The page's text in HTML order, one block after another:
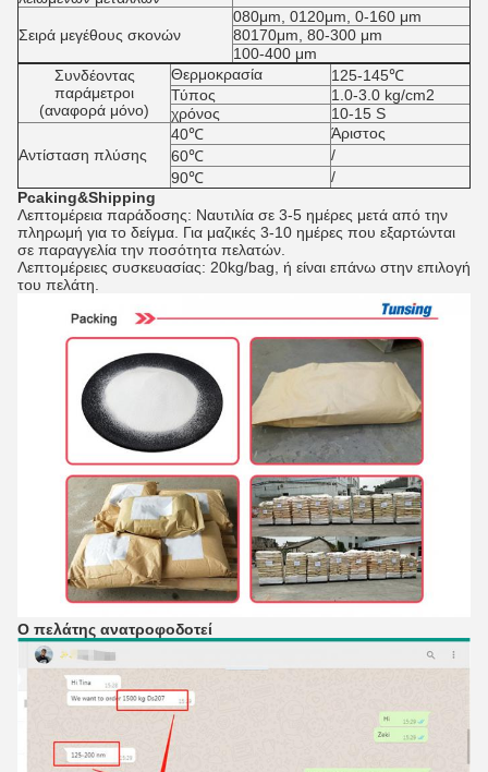
Σειρά μεγέθους σκονών
080μm, 0120μm, 0-160 μm
80170μm, 80-300 μm
100-400 μm
Συνδέοντας
παράμετροι
(αναφορά μόνο)
Θερμοκρασία
125-145℃
Τύπος
1.0-3.0 kg/cm2
χρόνος
10-15 S
Αντίσταση πλύσης
40℃
Άριστος
60℃
/
90℃
/
Pcaking&Shipping
Λεπτομέρεια παράδοσης: Ναυτιλία σε 3-5 ημέρες μετά από την
πληρωμή για το δείγμα. Για μαζικές 3-10 ημέρες που εξαρτώνται
σε παραγγελία την ποσότητα πελατών.
Λεπτομέρειες συσκευασίας: 20kg/bag, ή είναι επάνω στην επιλογή
του πελάτη.
Ο πελάτης ανατροφοδοτεί